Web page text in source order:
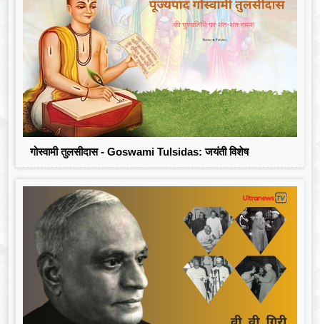
गोस्वामी तुलसीदास - Goswami Tulsidas: जयंती विशेष